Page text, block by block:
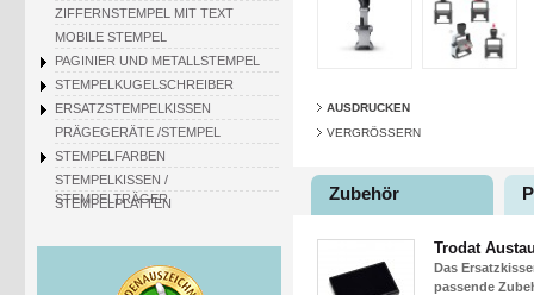
ZIFFERNSTEMPEL MIT TEXT
MOBILE STEMPEL
PAGINIER UND METALLSTEMPEL
STEMPELKUGELSCHREIBER
ERSATZSTEMPELKISSEN
PRÄGEGERÄTE /STEMPEL
STEMPELFARBEN
STEMPELKISSEN /
STEMPELTRÄGER
STEMPELPLATTEN
AUSDRUCKEN
VERGRÖSSERN
Zubehör
Trodat
Das
passende